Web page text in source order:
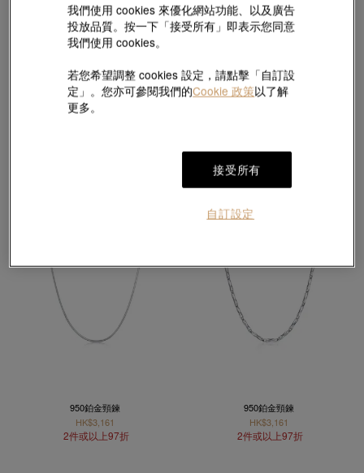
950鉑金頸鍊
HK$3,209
2件或以上97折
950鉑金頸鍊
950鉑金頸鍊
HK$3,161
2件或以上97折
950鉑金頸鍊
HK$3,161
2件或以上97折
我們使用 cookies 來優化網站功能、以及廣告
投放品質。按一下「接受所有」即表示您同意
我們使用 cookies。
若您希望調整 cookies 設定，請點擊「自訂設
定」。您亦可參閱我們的Cookie 政策以了解
更多。
接受所有
自訂設定